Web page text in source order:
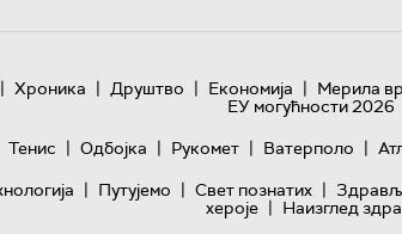
| Хроника | Друштво | Економија | Мерила
ЕУ могућности 2026
Тенис | Одбојка | Рукомет | Ватерполо |
| Путујемо | Свет познатих |
хероје | Наизглед